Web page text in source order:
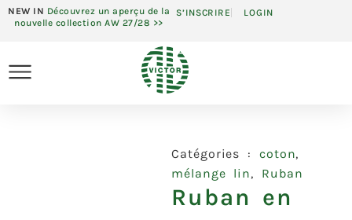
NEW IN Découvrez un aperçu de la
nouvelle collection AW 27/28 >>
S’INSCRIRE LOGIN
Catégories : coton,
mélange lin, Ruban
Ruban en